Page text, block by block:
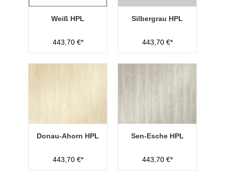
Weiß HPL
443,70 €*
Silbergrau HPL
443,70 €*
Donau-Ahorn HPL
443,70 €*
Sen-Esche HPL
443,70 €*